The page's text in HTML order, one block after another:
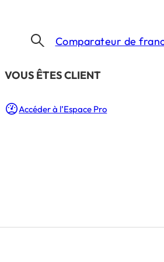
​VOUS ÊTES CLIENT
Accéder à l’Espace Pro
Comparateur de